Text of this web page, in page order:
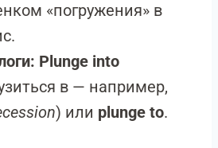
«погружения» в
Plunge into
в — например,
) или plunge to.